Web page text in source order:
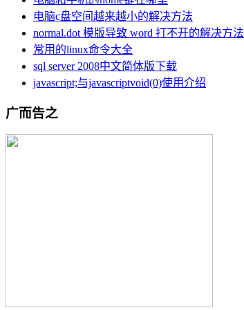
电脑c盘空间越来越小的解决方法
normal.dot 模版导致 word 打不开的解决方法
常用的linux命令大全
sql server 2008中文简体版下载
javascript;与javascriptvoid(0)使用介绍
广而告之